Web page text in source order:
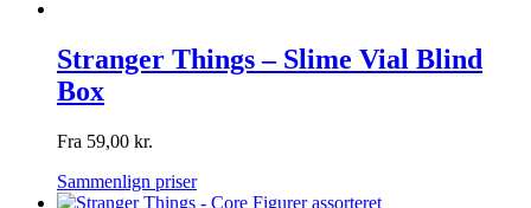
Stranger Things – Slime Vial Blind
Box
Fra 59,00 kr.
Sammenlign priser